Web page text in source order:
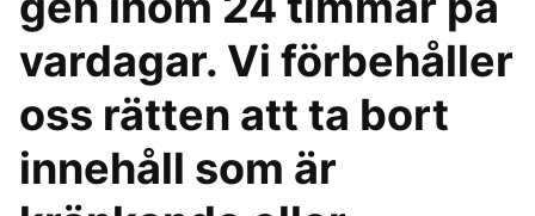
vardagar. Vi förbehåller
oss rätten att ta bort
innehåll som är